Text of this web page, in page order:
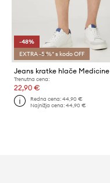
-48%
EXTRA -5 %* s kodo OFF
Jeans kratke hlače Medicine
Trenutna cena:
22,90 €
Redna cena:44,90 €
Najnižja cena:44,90 €